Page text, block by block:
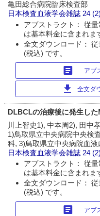
亀田総合病院臨床検査部
日本検査血液学会雑誌 24 (2)
アブストラクト： 従
は基本料金に含まれま
全文ダウンロード：
(税込) です。
article アブ
download 全文ダ
DLBCLの治療後に発生し
川上智史1), 中本周2), 田中
1)鳥取県立中央病院中央検
科, 3)鳥取県立中央病院血液
日本検査血液学会雑誌 24 (2)
アブストラクト： 従
は基本料金に含まれま
全文ダウンロード：
(税込) です。
article アブ